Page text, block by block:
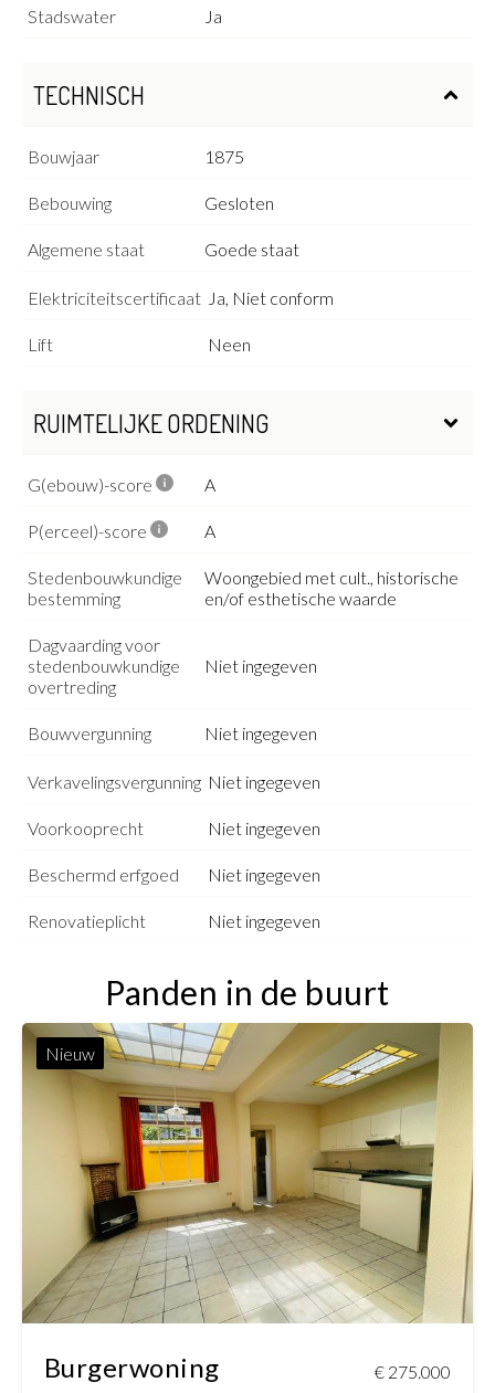
Stadswater Ja
TECHNISCH
Bouwjaar 1875
Bebouwing Gesloten
Algemene staat Goede staat
Elektriciteitscertificaat Ja, Niet conform
Lift Neen
RUIMTELIJKE ORDENING
G(ebouw)-score A
P(erceel)-score A
Stedenbouwkundige
bestemming
Woongebied met cult., historische
en/of esthetische waarde
Dagvaarding voor
stedenbouwkundige
overtreding
Niet ingegeven
Bouwvergunning Niet ingegeven
Verkavelingsvergunning Niet ingegeven
Voorkooprecht Niet ingegeven
Beschermd erfgoed Niet ingegeven
Renovatieplicht Niet ingegeven
Panden in de buurt
Nieuw
77 m² 160 m²
Burgerwoning
€ 275.000